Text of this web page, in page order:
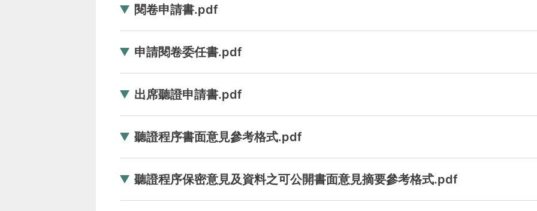
閱卷申請書.pdf
申請閱卷委任書.pdf
出席聽證申請書.pdf
聽證程序書面意見參考格式.pdf
聽證程序保密意見及資料之可公開書面意見摘要參考格式.pdf